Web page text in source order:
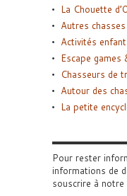
La Chouette
Autres
Activités
Escape games
Chasseurs de
Autour des
La petite
Pour rester
informations de
souscrire à notre